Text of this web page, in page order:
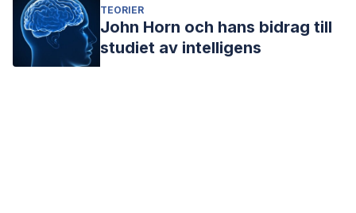
TEORIER
John Horn och hans bidrag till
studiet av intelligens